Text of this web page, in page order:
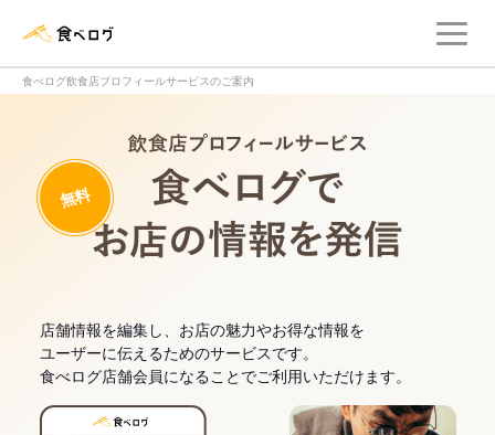
食べログ飲食店プロフィールサービスのご案内
無料
店舗情報を編集し、お店の魅力やお得な情報を
ユーザーに伝えるためのサービスです。
食べログ店舗会員になることでご利用いただけます。